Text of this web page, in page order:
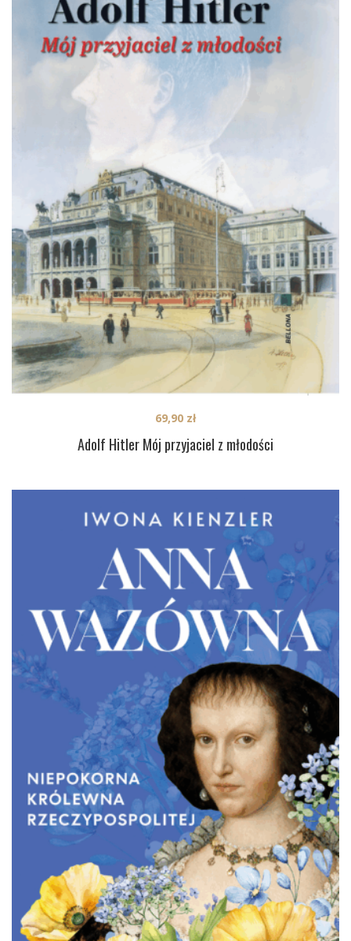
Adolf Hitler Mój przyjaciel z młodości
69,90 zł